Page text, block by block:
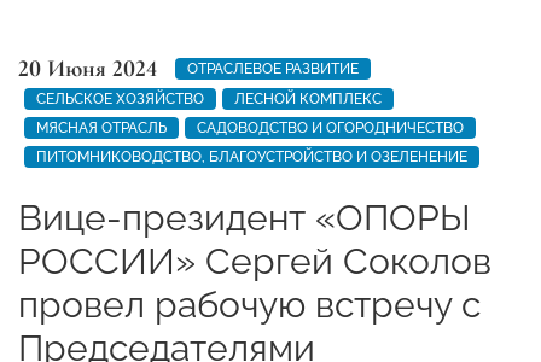
20 Июня 2024
ОТРАСЛЕВОЕ РАЗВИТИЕ
СЕЛЬСКОЕ ХОЗЯЙСТВО
ЛЕСНОЙ КОМПЛЕКС
МЯСНАЯ ОТРАСЛЬ
САДОВОДСТВО И ОГОРОДНИЧЕСТВО
ПИТОМНИКОВОДСТВО, БЛАГОУСТРОЙСТВО И ОЗЕЛЕНЕНИЕ
Вице-президент «ОПОРЫ
РОССИИ» Сергей Соколов
провел рабочую встречу с
Председателями